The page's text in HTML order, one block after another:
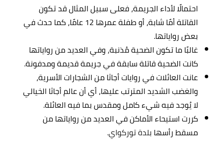
احتمالًا لأداء الجريمة، فعلى سبيل المثال قد تكون
القاتلة أمًا شابة، أو طفلة عمرها 12 عامًا، كما حدث في
بعض رواياتها.
غالبًا ما تكون الضحية مُذنبة، وفي العديد من رواياتها
كانت الضحية قاتلة سابقة في جريمة قديمة ومدفونة.
عانت العائلات في روايات أجاثا من الشجارات الأسرية،
والغضب الشديد المترتب عليها، أي أن عالم أجاثا الخيالي
لا يُوجد فيه شيء كامل ومقدس بما فيه العائلة.
كررت استيحاء الأماكن في العديد من رواياتها من
مسقط رأسها بلدة توركواي.